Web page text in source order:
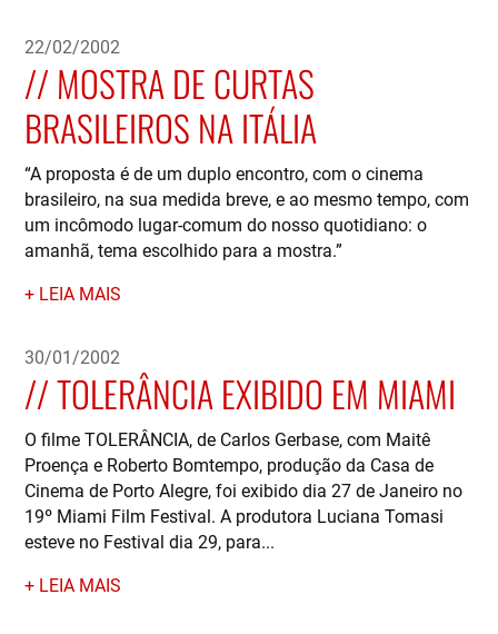
22/02/2002
MOSTRA DE CURTAS
BRASILEIROS NA ITÁLIA
“A proposta é de um duplo encontro, com o cinema
brasileiro, na sua medida breve, e ao mesmo tempo, com
um incômodo lugar-comum do nosso quotidiano: o
amanhã, tema escolhido para a mostra.”
LEIA MAIS
30/01/2002
TOLERÂNCIA EXIBIDO EM MIAMI
O filme TOLERÂNCIA, de Carlos Gerbase, com Maitê
Proença e Roberto Bomtempo, produção da Casa de
Cinema de Porto Alegre, foi exibido dia 27 de Janeiro no
19º Miami Film Festival. A produtora Luciana Tomasi
esteve no Festival dia 29, para...
LEIA MAIS